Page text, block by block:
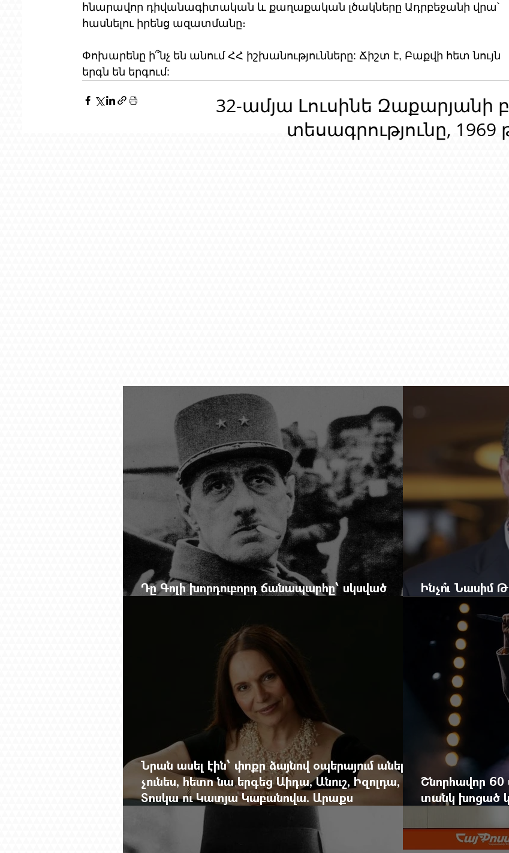
հնարավոր դիվանագիտական ​​և քաղաքական լծակները Ադրբեջանի վրա՝
հասնելու իրենց ազատմանը։
Փոխարենը ի՞նչ են անում ՀՀ իշխանությունները: Ճիշտ է, Բաքվի հետ նույն
երգն են երգում:
32-ամյա Լուսինե Զաքարյանի
տեսագրությունը, 1969
Դը Գոլի խորդուբորդ ճանապարհը՝ սկսված
Ինչո՞ւ Նասիմ
հրավերքը և
Նրան ասել էին՝ փոքր ձայնով օպերայում անելիք
չունես, հետո նա երգեց Աիդա, Անուշ, Իզոլդա,
Տոսկա ու Կատյա Կաբանովա. Արաքս
Մանսուրյանը 80 տարեկան է
Շնորհավոր 60
տանկ խոցած